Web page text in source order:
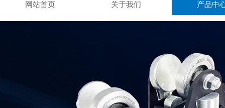
网站首页 关于我们 产品中